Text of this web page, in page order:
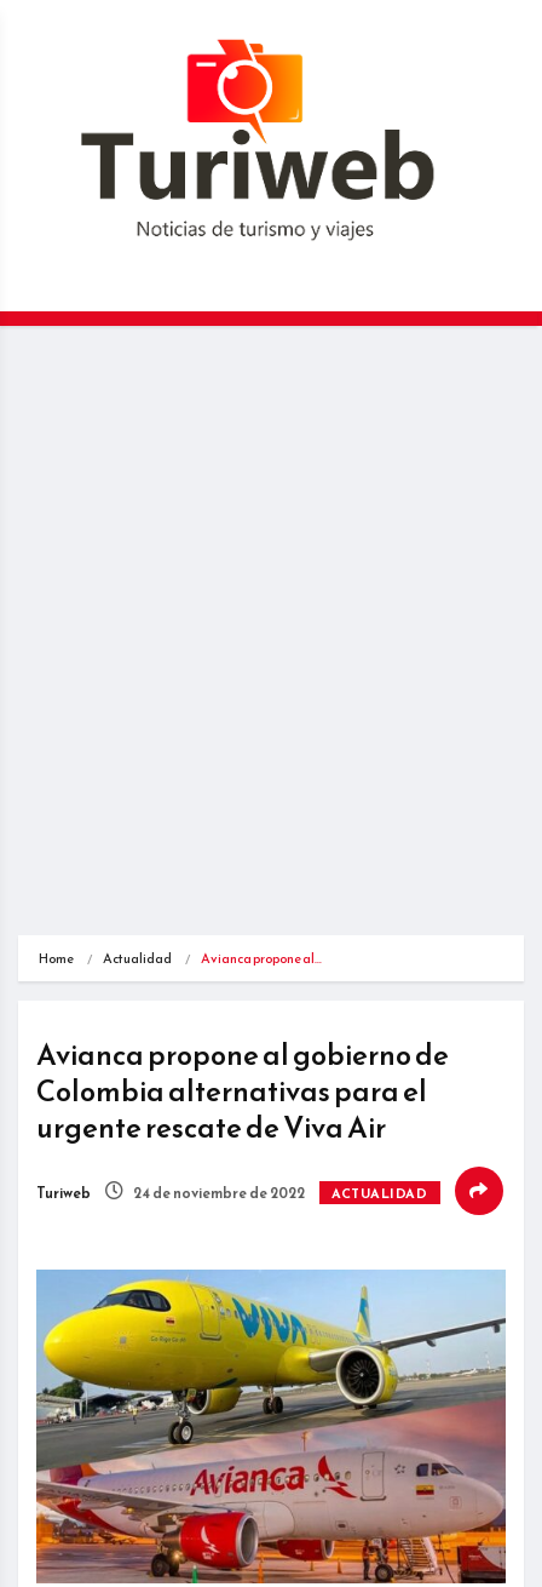
Home Actualidad Avianca propone al…
Avianca propone al gobierno de
Colombia alternativas para el
urgente rescate de Viva Air
Turiweb 24 de noviembre de 2022 ACTUALIDAD